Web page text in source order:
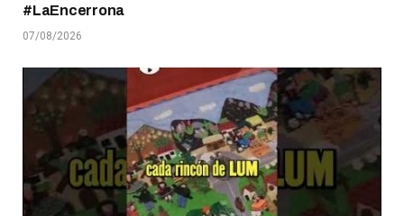
#LaEncerrona
07/08/2026